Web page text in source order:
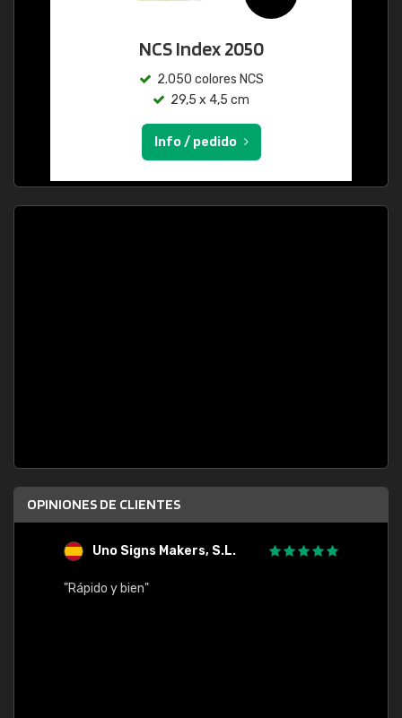
NCS Index 2050
2.050 colores NCS
29,5 x 4,5 cm
Info / pedido
OPINIONES DE CLIENTES
Uno Signs Makers, S.L.
"Rápido y bien"